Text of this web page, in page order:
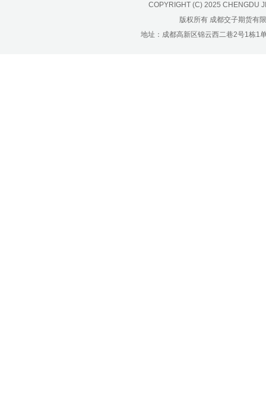
COPYRIGHT (C) 2025 CHENGDU
版权所有 成都交子期货有
地址：成都高新区锦云西二巷2号1栋1